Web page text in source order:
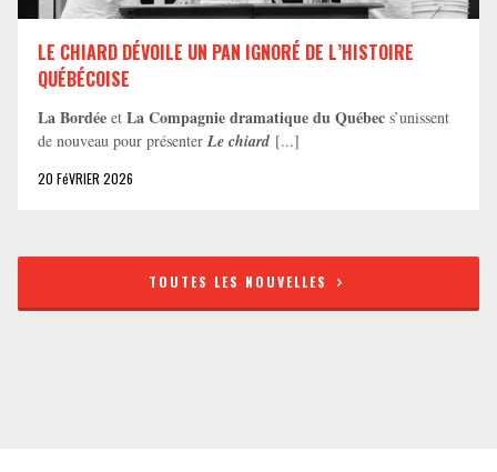
LE CHIARD DÉVOILE UN PAN IGNORÉ DE L’HISTOIRE
QUÉBÉCOISE
La Bordée et La Compagnie dramatique du Québec s’unissent
de nouveau pour présenter Le chiard [...]
20 FéVRIER 2026
TOUTES LES NOUVELLES